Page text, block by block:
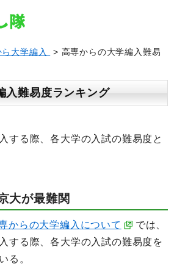
大学編入
> 高専からの大学編入難易
入難易度ランキング
する際、各大学の入試の難易度と
大が最難関
からの大学編入について
では、
する際、各大学の入試の難易度を
る。